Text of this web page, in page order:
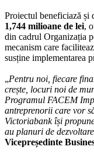
Proiectul beneficiază și
1,744 milioane de lei,
din cadrul Organizația
mecanism care
susține implementarea
„Pentru noi, fiecare
crește, locuri noi de
Programul FACEM
antreprenorii care vor
Victoriabank își
au planuri de
Vicepreședinte